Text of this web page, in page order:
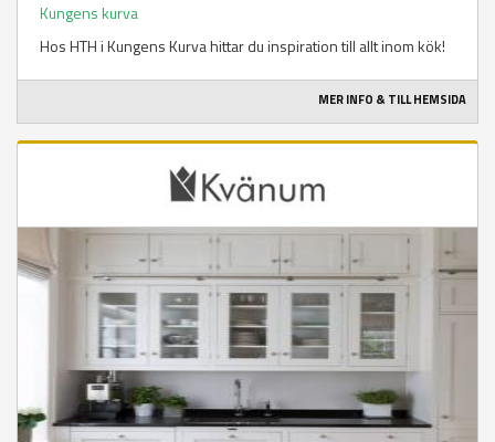
Kungens kurva
Hos HTH i Kungens Kurva hittar du inspiration till allt inom kök!
MER INFO & TILL HEMSIDA